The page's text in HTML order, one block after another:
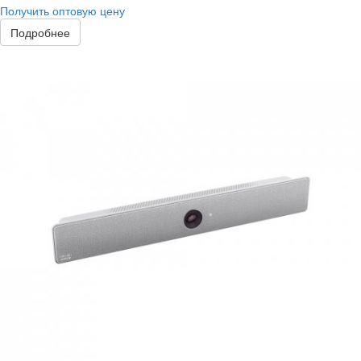
Получить оптовую цену
Подробнее